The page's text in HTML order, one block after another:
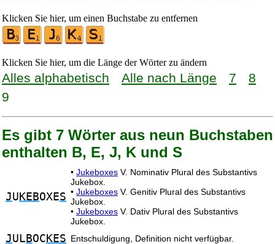
Klicken Sie hier, um einen Buchstabe zu entfernen
Klicken Sie hier, um die Länge der Wörter zu ändern
Alles alphabetisch Alle nach Länge 7
8
9
Es gibt 7 Wörter aus neun Buchstaben
enthalten B, E, J, K und S
JU KEBOXES
• Jukeboxes V. Nominativ Plural des Substantivs
Jukebox.
• Jukeboxes V. Genitiv Plural des Substantivs
Jukebox.
• Jukeboxes V. Dativ Plural des Substantivs
Jukebox.
JUL BOC KES Entschuldigung, Definition nicht verfügbar.